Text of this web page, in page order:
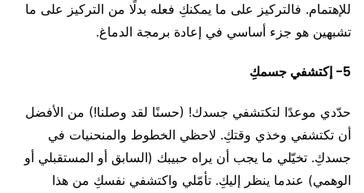
للإهتمام. فالتركيز على ما يمكنكِ فعله بدلًا من التركيز على ما
تشبهين هو جزء أساسي في إعادة برمجة الدماغ.
5- إكتشفي جسمكِ
حدّدي موعدًا لتكتشفي جسدك! (حسنًا لقد وصلنا!) من الأفضل
أن تكتشفي وخذي وقتكِ. لاحظي الخطوط والمنحنيات في
جسدكِ. تخيّلي ما يجب أن يراه حبيبك (السابق أو المستقبلي أو
الوهمي) عندما ينظر إليكِ. تأمّلي واكتشفي نفسكِ من هذا